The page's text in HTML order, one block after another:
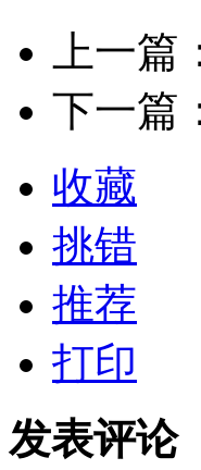
上一篇
下一篇
收藏
挑错
推荐
打印
发表评论